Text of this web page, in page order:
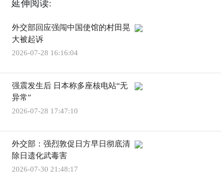
延伸阅读:
外交部回应强闯中国使馆的村田晃
大被起诉
2026-07-28 16:16:04
强震发生后 日本称多座核电站“无
异常”
2026-07-28 17:47:10
外交部：强烈敦促日方早日彻底清
除日遗化武毒害
2026-07-30 21:48:17